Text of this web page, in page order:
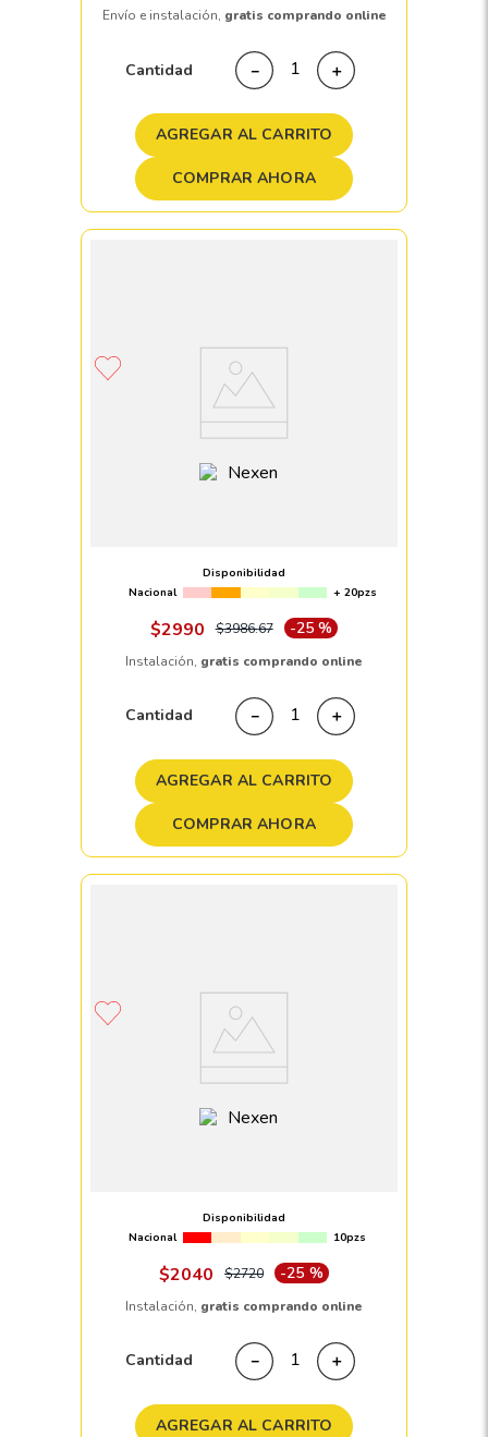
Envío e instalación, gratis comprando online
Cantidad ＋
－
AGREGAR AL CARRITO
COMPRAR AHORA
Disponibilidad
Nacional
+ 20pzs
$2990 $3986.67 -25 %
Instalación, gratis comprando online
Cantidad ＋
－
AGREGAR AL CARRITO
COMPRAR AHORA
Disponibilidad
Nacional
10pzs
$2040 $2720 -25 %
Instalación, gratis comprando online
Cantidad ＋
－
AGREGAR AL CARRITO